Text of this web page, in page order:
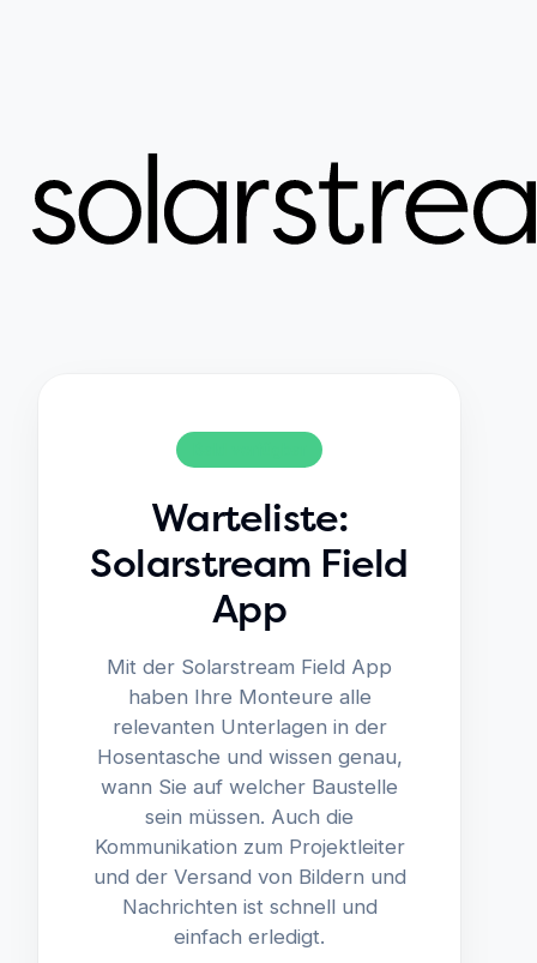
Warteliste:
Solarstream Field
App
Mit der Solarstream Field App
haben Ihre Monteure alle
relevanten Unterlagen in der
Hosentasche und wissen genau,
wann Sie auf welcher Baustelle
sein müssen. Auch die
Kommunikation zum Projektleiter
und der Versand von Bildern und
Nachrichten ist schnell und
einfach erledigt.